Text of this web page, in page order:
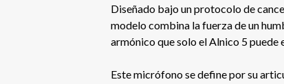
Diseñado bajo un protocolo de
modelo combina la fuerza de un
armónico que solo el Alnico 5 puede
Este micrófono se define por su